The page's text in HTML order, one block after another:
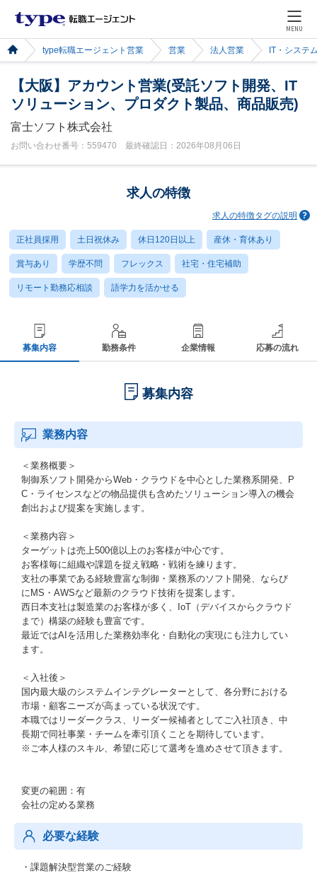
MENU
type転職エージェント営業 営業 法人営業 IT・システ
【大阪】アカウント営業(受託ソフト開発、IT
ソリューション、プロダクト製品、商品販売)
富士ソフト株式会社
お問い合わせ番号：559470 最終確認日：2026年08月06日
求人の特徴
求人の特徴タグの説明
正社員採用 土日祝休み 休日120日以上 産休・育休あり
賞与あり 学歴不問 フレックス 社宅・住宅補助
リモート勤務応相談 語学力を活かせる
募集内容 勤務条件 企業情報 応募の流れ
募集内容
業務内容
＜業務概要＞
制御系ソフト開発からWeb・クラウドを中心とした業務系開発、P
C・ライセンスなどの物品提供も含めたソリューション導入の機会
創出および提案を実施します。
＜業務内容＞
ターゲットは売上500億以上のお客様が中心です。
お客様毎に組織や課題を捉え戦略・戦術を練ります。
支社の事業である経験豊富な制御・業務系のソフト開発、ならび
にMS・AWSなど最新のクラウド技術を提案します。
西日本支社は製造業のお客様が多く、IoT（デバイスからクラウド
まで）構築の経験も豊富です。
最近ではAIを活用した業務効率化・自動化の実現にも注力してい
ます。
＜入社後＞
国内最大級のシステムインテグレーターとして、各分野における
市場・顧客ニーズが高まっている状況です。
本職ではリーダークラス、リーダー候補者としてご入社頂き、中
長期で同社事業・チームを牽引頂くことを期待しています。
※ご本人様のスキル、希望に応じて選考を進めさせて頂きます。
変更の範囲：有
会社の定める業務
必要な経験
・課題解決型営業のご経験